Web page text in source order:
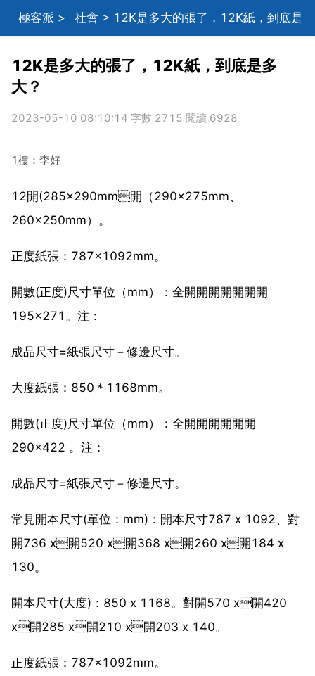
極客派 > 社會 > 12K是多大的張了，12K紙，到底是
12K是多大的張了，12K紙，到底是多
大？
2023-05-10 08:10:14 字數 2715 閱讀 6928
1樓：李好
12開(285×290mm開（290×275mm、
260×250mm）。
正度紙張：787×1092mm。
開數(正度)尺寸單位（mm）：全開開開開開開開
195×271。注：
成品尺寸=紙張尺寸－修邊尺寸。
大度紙張：850＊1168mm。
開數(正度)尺寸單位（mm）：全開開開開開開
290×422 。注：
成品尺寸=紙張尺寸－修邊尺寸。
常見開本尺寸(單位：mm)：開本尺寸787 x 1092、對
開736 x開520 x開368 x開260 x開184 x
130。
開本尺寸(大度)：850 x 1168。對開570 x開420
x開285 x開210 x開203 x 140。
正度紙張：787×1092mm。